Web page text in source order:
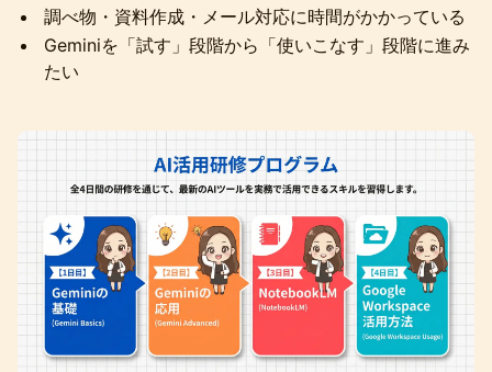
調べ物・資料作成・メール対応に時間がかかっている
Geminiを「試す」段階から「使いこなす」段階に進み
たい